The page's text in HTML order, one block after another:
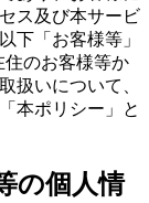
ス及び本サービ
下「お客様等」
住のお客様等か
扱いについて、
本ポリシー」と
の個人情